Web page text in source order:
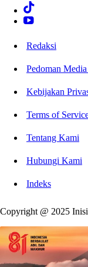
Redaksi
Pedoman
Kebijakan
Terms of
Tentang Kami
Hubungi Kami
Indeks
Copyright @ 2025